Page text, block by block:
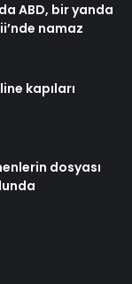
ABD, bir yanda
namaz
kapıları
dosyası